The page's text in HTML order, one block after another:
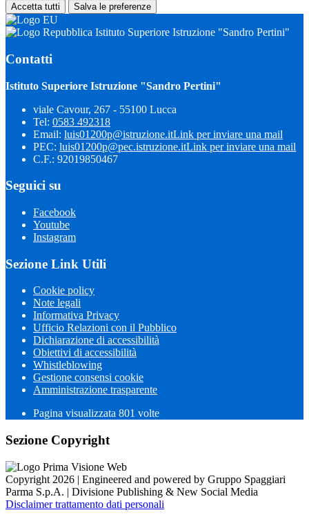
Accetta tutti Salva le preferenze
Istituto Superiore Istruzione "Sandro Pertini"
Contatti
Istituto Superiore Istruzione "Sandro Pertini"
viale Cavour, 267 - 55100 Lucca
Tel: 0583 492318
Email: luis01200p@istruzione.itLink per inviare una mail
PEC: luis01200p@pec.istruzione.itLink per inviare una mail
C.F.: 92019850467
Seguici su
Facebook
Youtube
Instagram
Sezione Link Utili
Cookie policy
Note legali
Informativa Privacy
Ufficio Relazioni con il Pubblico
Dichiarazione di accessibilità
Obiettivi di accessibilità
Whistleblowing
Gestione consensi cookie
Amministrazione trasparente
Pagina visualizzata 801 volte
Sezione Copyright
Copyright 2026 | Engineered and powered by Gruppo Spaggiari
Parma S.p.A. | Divisione Publishing & New Social Media
Disclaimer trattamento dati personali